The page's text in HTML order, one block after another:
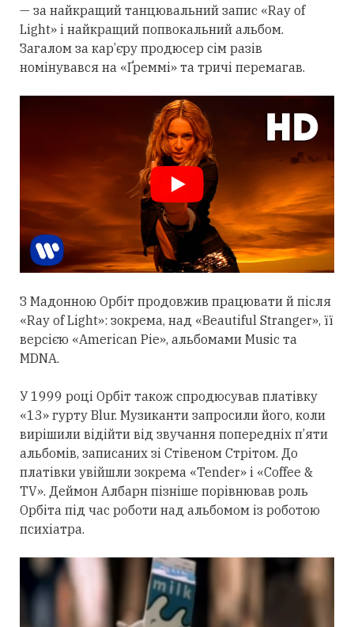
— за найкращий танцювальний запис «Ray of
Light» і найкращий попвокальний альбом.
Загалом за кар’єру продюсер сім разів
номінувався на «Ґреммі» та тричі перемагав.
З Мадонною Орбіт продовжив працювати й після
«Ray of Light»: зокрема, над «Beautiful Stranger», її
версією «American Pie», альбомами Music та
MDNA.
У 1999 році Орбіт також спродюсував платівку
«13» гурту Blur. Музиканти запросили його, коли
вирішили відійти від звучання попередніх п’яти
альбомів, записаних зі Стівеном Стрітом. До
платівки увійшли зокрема «Tender» і «Coffee &
TV». Деймон Албарн пізніше порівнював роль
Орбіта під час роботи над альбомом із роботою
психіатра.